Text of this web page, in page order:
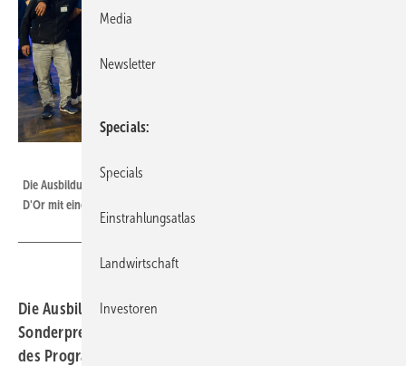
Die Ausbildung von Flüchtlingen zu Solarteuren würdeigt die Jury des Watt
D'Or mit einem Sonderpreis.
Die Ausbildungsinitiative Refugee Go Solar hat den
Sonderpreis des diesjährigen Watt D‘Or bekommen. Ziel
des Programms ist es, Flüchtlinge für die
Media
Newsletter
Specials
Specials
Einstrahlungsatlas
Landwirtschaft
Investoren